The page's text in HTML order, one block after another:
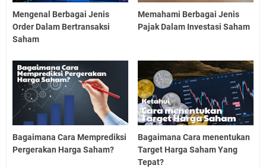
Mengenal Berbagai Jenis
Order Dalam Bertransaksi
Saham
Memahami Berbagai Jenis
Pajak Dalam Investasi Saham
Bagaimana Cara Memprediksi
Pergerakan Harga Saham?
Bagaimana Cara menentukan
Target Harga Saham Yang
Tepat?